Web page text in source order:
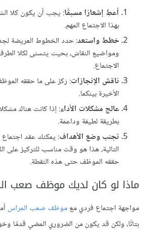
أعطِ إشعارًا مسبقًا: يجب أن يكون كلا
بهذا الاجتماع المهم.
خطط واستعد: حدد الخطوط العريضة
ومواضيع النقاش، بحيث يتسنى لكلا
الاجتماع.
ناقش الإنجازات: ركز على ما حققه
الأخيرة بينكما.
عالج مشكلات الأداء: إذا كانت هناك
بطريقة لطيفة وداعمة.
تجنب وضع الأهداف: يمكنك عقد
التالية، هذا هو وقت مناسب للتركيز على
حققه الموظف حتى هذه النقطة.
ماذا لو كان لديك موظف صعب
مواجهة اجتماع فردي معموظف صعب المراس
بتاتًا، ولكن قد يكون من الضروري المضي قدمًا